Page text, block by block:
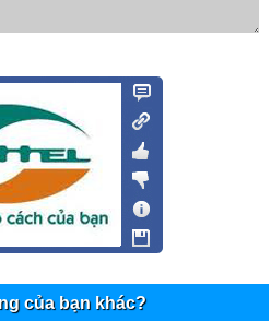
của bạn khác?